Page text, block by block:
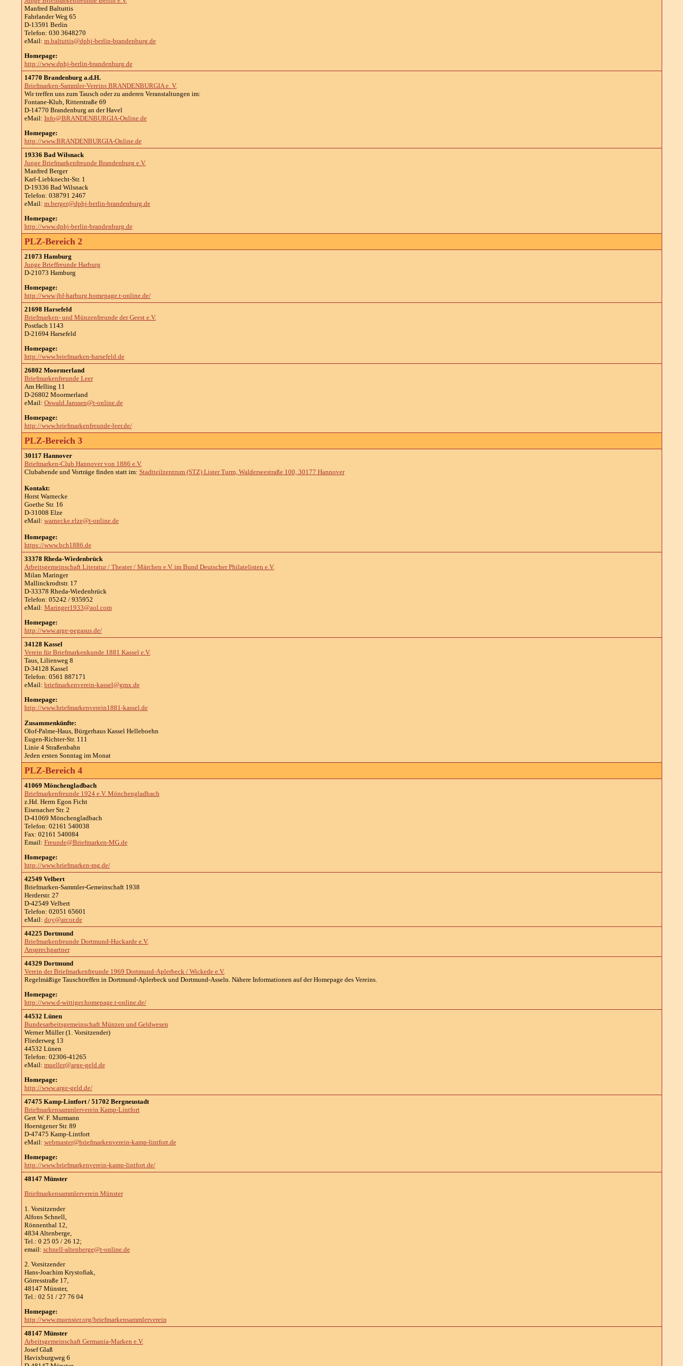
Manfred Baltuttis
Fahrlander Weg 65
D-13591 Berlin
Telefon: 030 3648270
eMail: m.baltuttis@dphj-berlin-brandenburg.de
Homepage:
http://www.dphj-berlin-brandenburg.de
14770 Brandenburg a.d.H.
Briefmarken-Sammler-Vereins BRANDENBURGIA e. V.
Wir treffen uns zum Tausch oder zu anderen Veranstaltungen im:
Fontane-Klub, Ritterstraße 69
D-14770 Brandenburg an der Havel
eMail: Info@BRANDENBURGIA-Online.de
Homepage:
http://www.BRANDENBURGIA-Online.de
19336 Bad Wilsnack
Junge Briefmarkenfreunde Brandenburg e.V.
Manfred Berger
Karl-Liebknecht-Str. 1
D-19336 Bad Wilsnack
Telefon: 038791 2467
eMail: m.berger@dphj-berlin-brandenburg.de
Homepage:
http://www.dphj-berlin-brandenburg.de
PLZ-Bereich 2
21073 Hamburg
Junge Brieffreunde Harburg
D-21073 Hamburg
Homepage:
http://www.jbf-harburg.homepage.t-online.de/
21698 Harsefeld
Briefmarken- und Münzenfreunde der Geest e.V.
Postfach 1143
D-21694 Harsefeld
Homepage:
http://www.briefmarken-harsefeld.de
26802 Moormerland
Briefmarkenfreunde Leer
Am Helling 11
D-26802 Moormerland
eMail: Oswald.Janssen@t-online.de
Homepage:
http://www.briefmarkenfreunde-leer.de/
PLZ-Bereich 3
30117 Hannover
Briefmarken-Club Hannover von 1886 e.V.
Clubabende und Vorträge finden statt im: Stadtteilzentrum (STZ) Lister Turm, Walderseestraße 100, 30177 Hannover
Kontakt:
Horst Warnecke
Goethe Str. 16
D-31008 Elze
eMail: warnecke.elze@t-online.de
Homepage:
https://www.bch1886.de
33378 Rheda-Wiedenbrück
Arbeitsgemeinschaft Literatur / Theater / Märchen e.V. im Bund Deutscher Philatelisten e.V.
Milan Maringer
Mallinckrodtstr. 17
D-33378 Rheda-Wiedenbrück
Telefon: 05242 / 935952
eMail: Maringer1933@aol.com
Homepage:
http://www.arge-pegasus.de/
34128 Kassel
Verein für Briefmarkenkunde 1881 Kassel e.V.
Taus, Lilienweg 8
D-34128 Kassel
Telefon: 0561 887171
eMail: briefmarkenverein-kassel@gmx.de
Homepage:
http://www.briefmarkenverein1881-kassel.de
Zusammenkünfte:
Olof-Palme-Haus, Bürgerhaus Kassel Helleboehn
Eugen-Richter-Str. 111
Linie 4 Straßenbahn
Jeden ersten Sonntag im Monat
PLZ-Bereich 4
41069 Mönchengladbach
Briefmarkenfreunde 1924 e.V. Mönchengladbach
z.Hd. Herrn Egon Ficht
Eisenacher Str. 2
D-41069 Mönchengladbach
Telefon: 02161 540038
Fax: 02161 540084
Email: Freunde@Briefmarken-MG.de
Homepage:
http://www.briefmarken-mg.de/
42549 Velbert
Briefmarken-Sammler-Gemeinschaft 1938
Herderstr. 27
D-42549 Velbert
Telefon: 02051 65601
eMail: doy@arcor.de
44225 Dortmund
Briefmarkenfreunde Dortmund-Huckarde e.V.
Ansprechpartner
44329 Dortmund
Verein der Briefmarkenfreunde 1969 Dortmund-Aplerbeck / Wickede e.V.
Regelmäßige Tauschtreffen in Dortmund-Aplerbeck und Dortmund-Asseln. Nähere Informationen auf der Homepage des Vereins.
Homepage:
http://www.d-wittiger.homepage.t-online.de/
44532 Lünen
Bundesarbeitsgemeinschaft Münzen und Geldwesen
Werner Müller (1. Vorsitzender)
Fliederweg 13
44532 Lünen
Telefon: 02306-41265
eMail: mueller@arge-geld.de
Homepage:
http://www.arge-geld.de/
47475 Kamp-Lintfort / 51702 Bergneustadt
Briefmarkensammlerverein Kamp-Lintfort
Gert W. F. Murmann
Hoerstgener Str. 89
D-47475 Kamp-Lintfort
eMail: webmaster@briefmarkenverein-kamp-lintfort.de
Homepage:
http://www.briefmarkenverein-kamp-lintfort.de/
48147 Münster
Briefmarkensammlerverein Münster
1. Vorsitzender
Alfons Schnell,
Rönnenthal 12,
4834 Altenberge,
Tel.: 0 25 05 / 26 12;
email: schnell-altenberge@t-online.de
2. Vorsitzender
Hans-Joachim Krystofiak,
Görresstraße 17,
48147 Münster,
Tel.: 02 51 / 27 76 04
Homepage:
http://www.muenster.org/briefmarkensammlerverein
48147 Münster
Arbeitsgemeinschaft Germania-Marken e.V.
Josef Glaß
Havixburgweg 6